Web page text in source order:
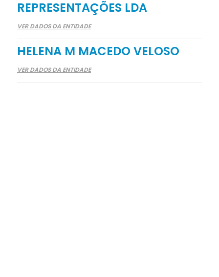
REPRESENTAÇÕES LDA
VER DADOS DA ENTIDADE
HELENA M MACEDO VELOSO
VER DADOS DA ENTIDADE